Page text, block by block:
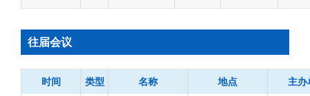
往届会议
时间 类型 名称 地点 主办